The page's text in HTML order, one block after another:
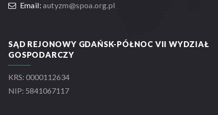
Email: autyzm@spoa.org.pl
SĄD REJONOWY GDAŃSK-PÓŁNOC VII WYDZIAŁ
GOSPODARCZY
KRS: 0000112634
NIP: 5841067117